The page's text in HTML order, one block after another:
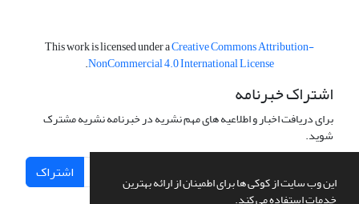
این وب سایت از کوکی ها برای اطمینان از ارائه بهترین
خدمات استفاده می کند.
This work is licensed under aCreative Commons Attribution-
NonCommercial 4.0 International License
.
اشتراک خبرنامه
برای دریافت اخبار و اطلاعیه های مهم نشریه در خبرنامه نشریه مشترک
شوید.
اشتراک